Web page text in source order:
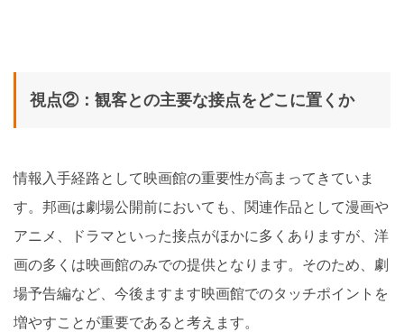
視点②：観客との主要な接点をどこに置くか
情報入手経路として映画館の重要性が高まってきていま
す。邦画は劇場公開前においても、関連作品として漫画や
アニメ、ドラマといった接点がほかに多くありますが、洋
画の多くは映画館のみでの提供となります。そのため、劇
場予告編など、今後ますます映画館でのタッチポイントを
増やすことが重要であると考えます。